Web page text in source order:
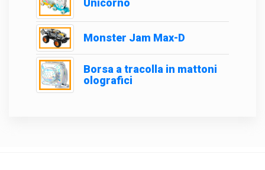
Unicorno
Monster Jam Max-D
Borsa a tracolla in mattoni
olografici